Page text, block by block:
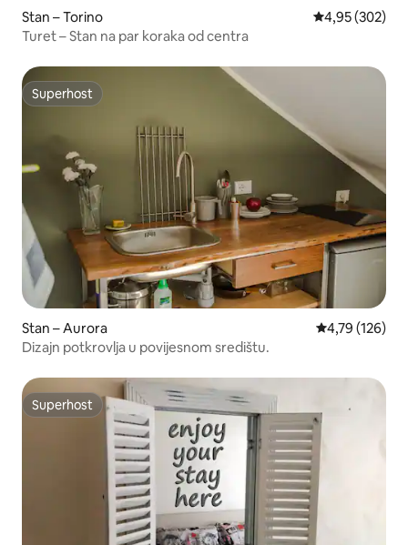
Stan – Torino Prosječna
4,95 (302)
Turet – Stan na par koraka od centra
Superhost
Superhost
Stan – Aurora Prosječna
4,79 (126)
Dizajn potkrovlja u povijesnom središtu.
Superhost
Superhost